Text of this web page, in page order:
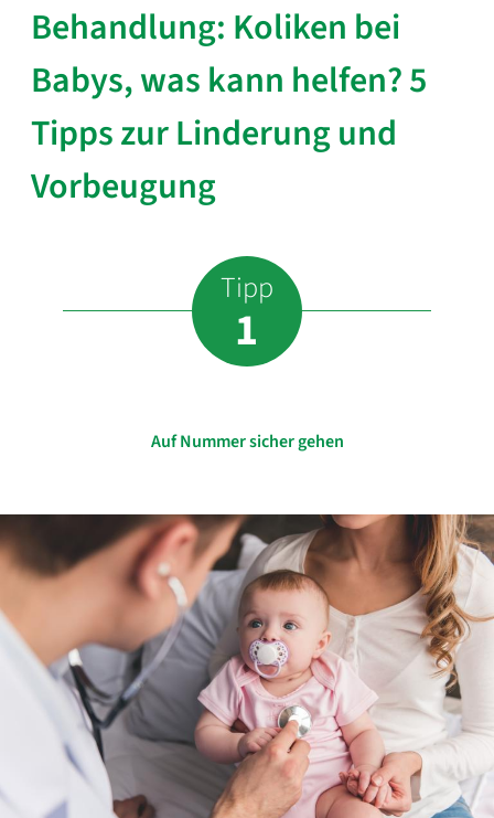
Behandlung: Koliken bei
Babys, was kann helfen? 5
Tipps zur Linderung und
Vorbeugung
Tipp
1
Auf Nummer sicher gehen